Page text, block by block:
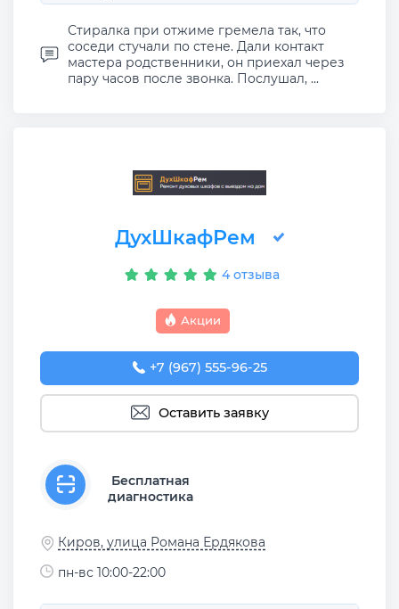
Стиралка при отжиме гремела так, что
соседи стучали по стене. Дали контакт
мастера родственники, он приехал через
пару часов после звонка. Послушал, ...
ДухШкафРем
4 отзыва
Акции
+7 (967) 555-96-25
Оставить заявку
Бесплатная
диагностика
Киров, улица Романа Ердякова
пн-вс 10:00-22:00